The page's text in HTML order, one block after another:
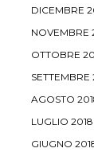
DICEMBRE
NOVEMBRE
OTTOBRE
SETTEMBRE
AGOSTO
LUGLIO 2018
GIUGNO